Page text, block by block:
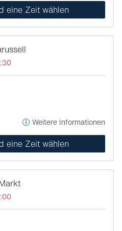
eine Zeit wählen
Weitere Informationen
eine Zeit wählen